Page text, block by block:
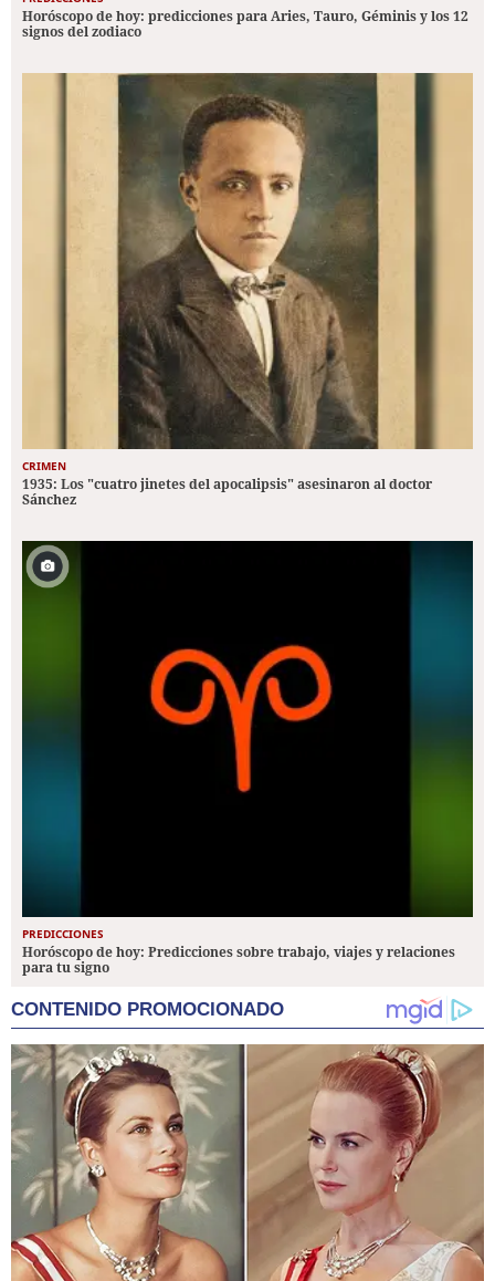
Horóscopo de hoy: predicciones para Aries, Tauro, Géminis y los 12
signos del zodiaco
CRIMEN
1935: Los "cuatro jinetes del apocalipsis" asesinaron al doctor
Sánchez
PREDICCIONES
Horóscopo de hoy: Predicciones sobre trabajo, viajes y relaciones
para tu signo
CONTENIDO PROMOCIONADO